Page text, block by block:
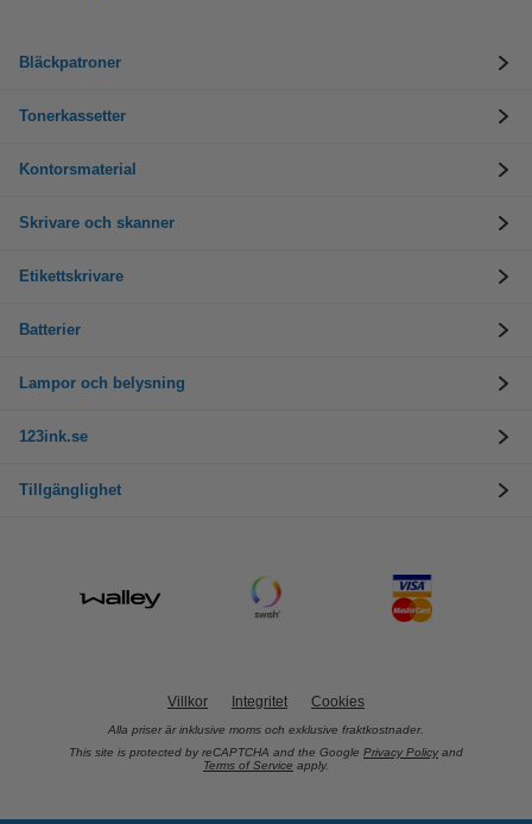
Bläckpatroner
Tonerkassetter
Kontorsmaterial
Skrivare och skanner
Etikettskrivare
Batterier
Lampor och belysning
123ink.se
Tillgänglighet
Villkor Integritet Cookies
Alla priser är inklusive moms och exklusive fraktkostnader.
This site is protected by reCAPTCHA and the Google Privacy Policy and
Terms of Service apply.